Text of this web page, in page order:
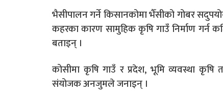
भैसीपालन गर्ने किसानकोमा भैँसीको गोबर
कहरका कारण सामुहिक कृषि गाउँ निर्माण
बताइन् ।
कोसीमा कृषि गाउँ र प्रदेश, भूमि व्यवस्था कृषि
संयोजक अनजुमले जनाइन् ।